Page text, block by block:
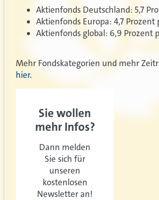
Aktienfonds Deutschland: 5,7
Aktienfonds Europa: 4,7 Prozent
Aktienfonds global: 6,9 Prozent
Mehr Fondskategorien und mehr
hier.
Sie wollen
mehr Infos?
Dann melden
Sie sich für
unseren
kostenlosen
Newsletter an!